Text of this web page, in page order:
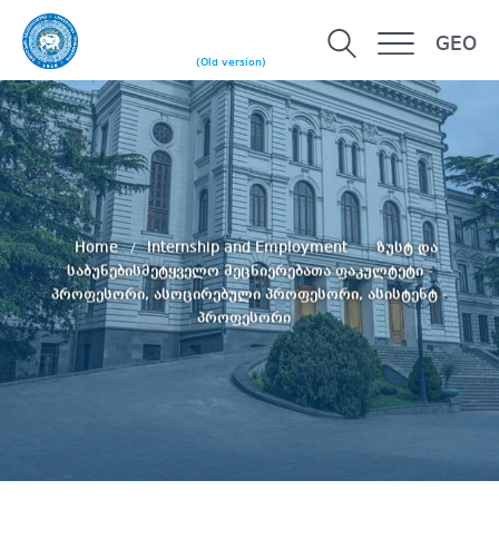
(Old version)
GEO
Home Internship and Employment
ზუსტ და
საბუნებისმეტყველო მეცნიერებათა ფაკულტეტი -
პროფესორი, ასოცირებული პროფესორი, ასისტენტ -
პროფესორი